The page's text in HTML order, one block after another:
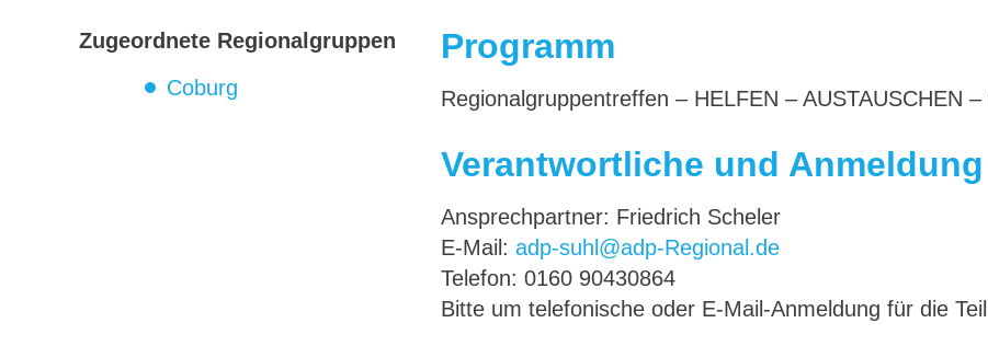
Zugeordnete Regionalgruppen
Coburg
Programm
Regionalgruppentreffen – HELFEN – AUSTAUSCHEN
Verantwortliche und Anmeldung
Ansprechpartner: Friedrich Scheler
E-Mail: adp-suhl@adp-Regional.de
Telefon: 0160 90430864
Bitte um telefonische oder E-Mail-Anmeldung für die